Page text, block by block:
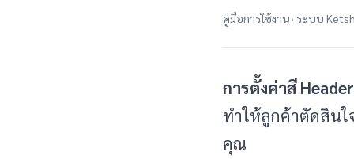
คู่มือการใช้งาน · ระบบ
การตั้งค่าสี Header
ทำให้ลูกค้าตัดสิน
คุณ